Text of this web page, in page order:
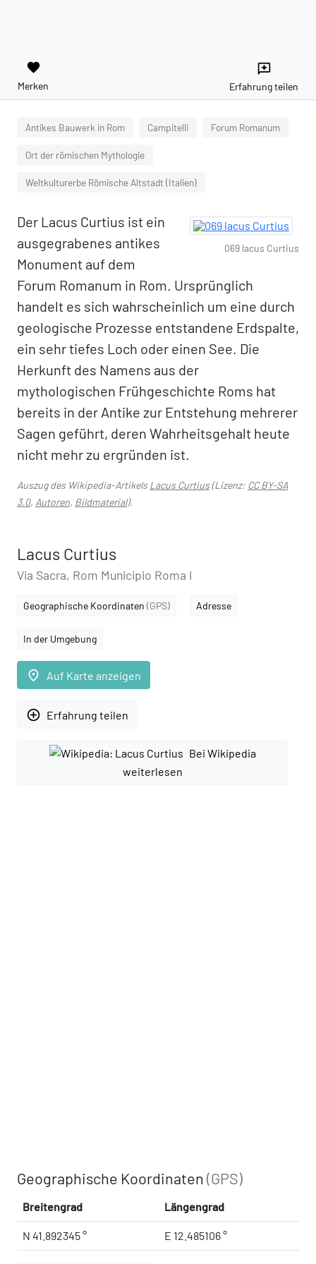
favorite
Merken
reviews
Erfahrung teilen
Antikes Bauwerk in Rom Campitelli Forum Romanum
Ort der römischen Mythologie
Weltkulturerbe Römische Altstadt (Italien)
069 lacus Curtius
Der Lacus Curtius ist ein
ausgegrabenes antikes
Monument auf dem
Forum Romanum in Rom. Ursprünglich
handelt es sich wahrscheinlich um eine durch
geologische Prozesse entstandene Erdspalte,
ein sehr tiefes Loch oder einen See. Die
Herkunft des Namens aus der
mythologischen Frühgeschichte Roms hat
bereits in der Antike zur Entstehung mehrerer
Sagen geführt, deren Wahrheitsgehalt heute
nicht mehr zu ergründen ist.
Auszug des Wikipedia-ArtikelsLacus Curtius(Lizenz: CC BY-SA
3.0, Autoren, Bildmaterial).
Lacus Curtius
Via Sacra, Rom Municipio Roma I
Geographische Koordinaten (GPS) Adresse
In der Umgebung
place Auf Karte anzeigen
add_circle_outline Erfahrung teilen
Bei Wikipedia
weiterlesen
Geographische Koordinaten(GPS)
Breitengrad Längengrad
N 41.892345 ° E 12.485106 °